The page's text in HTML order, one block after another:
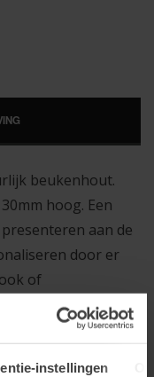
instellingen
beukenhout.
hoog. Een
aan de
door er
of